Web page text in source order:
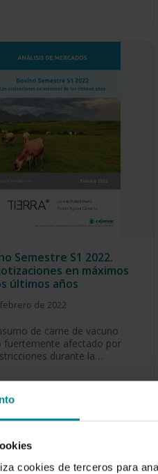
cookies de terceros para
Semestre S1 2022.
en máximos
últimos años
de 2022
de carne de vacuno
fuertemente afectado por
durante la…